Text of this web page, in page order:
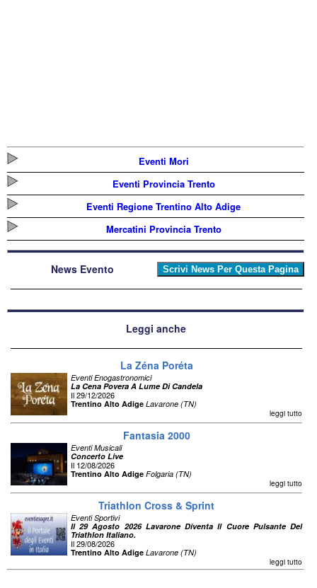
Eventi Mori
Eventi Provincia Trento
Eventi Regione Trentino Alto Adige
Mercatini Provincia Trento
News Evento
Leggi anche
La Zéna Poréta
Eventi Enogastronomici
La Cena Povera A Lume Di Candela
Il 29/12/2026
Trentino Alto Adige Lavarone (TN)
leggi tutto
Fantasia 2000
Eventi Musicali
Concerto Live
Il 12/08/2026
Trentino Alto Adige Folgaria (TN)
leggi tutto
Triathlon Cross & Sprint
Eventi Sportivi
Il 29 Agosto 2026 Lavarone Diventa Il Cuore Pulsante Del
Triathlon Italiano.
Il 29/08/2026
Trentino Alto Adige Lavarone (TN)
leggi tutto